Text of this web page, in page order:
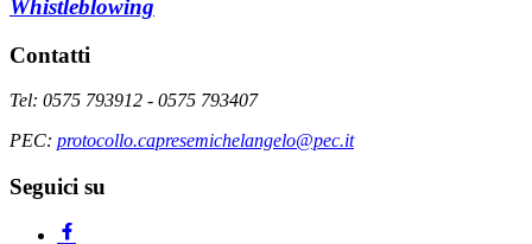
Whistleblowing
Contatti
Tel: 0575 793912 - 0575 793407
PEC: protocollo.capresemichelangelo@pec.it
Seguici su